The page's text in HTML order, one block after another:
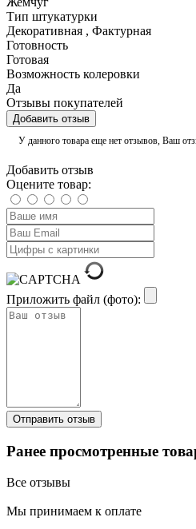
Тип штукатурки
Декоративная , Фактурная
Готовность
Готовая
Возможность колеровки
Да
Отзывы покупателей
Добавить отзыв
У данного товара еще нет отзывов, Ваш
Добавить отзыв
Оцените товар:
Приложить файл (фото):
Ранее просмотренные
Все отзывы
Мы принимаем к оплате